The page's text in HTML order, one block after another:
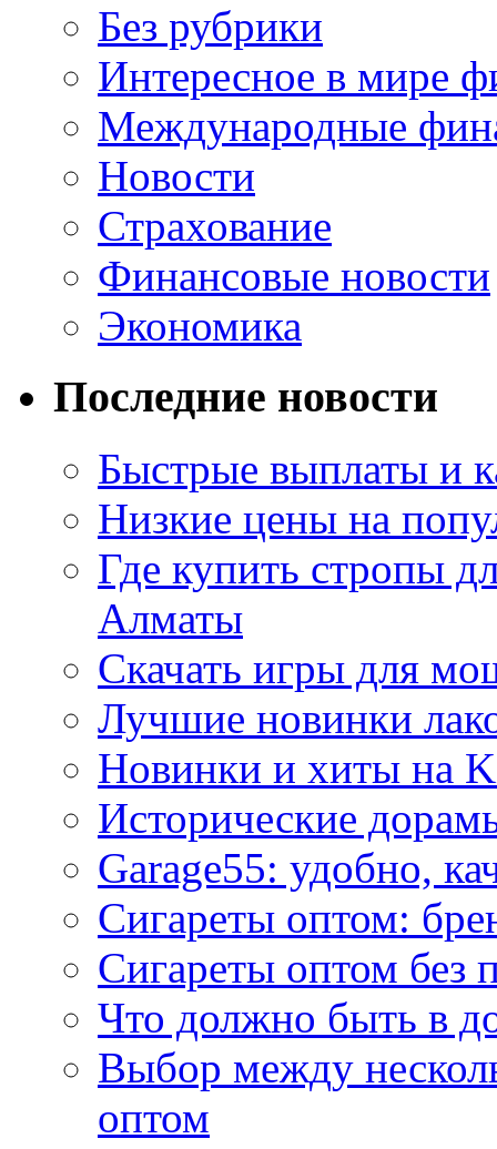
Без рубрики
Интересное в мире
Международные
Новости
Страхование
Финансовые новости
Экономика
Последние новости
Быстрые выплаты и
Низкие цены на
Где купить стропы
Алматы
Скачать игры для
Лучшие новинки
Новинки и хиты на
Исторические
Garage55: удобно,
Сигареты оптом:
Сигареты оптом без
Что должно быть в
Выбор между
оптом